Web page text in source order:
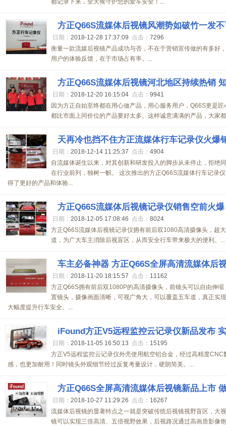
都记录下来，全天候守护您的爱车安全！...
方正Q66S流媒体后视镜风潮势如破竹一发
日期： 2018-12-28 17:37:09 点击： 7296
衡量一款流媒后视镜产品成功与否，不在于营销宣传做的有多好
用户的体验反馈，在于市场占有率。...
方正Q66S流媒体后视镜河北地区持续热销
日期： 2018-12-20 16:15:04 点击： 9941
因为方正自始至终都在用心做产品，用心服务用户，Q66S更是
都比市面上同价位的产品要好太多。这样诚意满满的产品，大家
天再冷也挡不住方正流媒体行车记录仪火爆
日期： 2018-12-14 11:25:37 点击： 4904
自流媒体诞生以来，对其创新和研发投入的脚步从未停止，拒绝
在行业前列，独树一帜。 这次推出的方正Q66S流媒体行车记录
得了更好的产品和体验...
方正Q66S流媒体后视镜记录仪销售空前火
日期： 2018-12-05 17:08:46 点击： 8024
方正Q66S流媒体后视镜记录仪拥有前后双1080高清摄像头，超
道，为广大车主消除后视盲区，从而安全行车带来极大的便利。...
车主必备神器 方正Q66S全屏高清流媒体后
日期： 2018-11-20 18:15:57 点击： 11162
方正Q66S拥有前后双1080P的高清摄像头，前镜头可以自由伸
置镜头，摄像画面清晰，可视广角大，可以覆盖五车道，真正实
大幅度提升行车安全。...
iFound方正V5远程监控云记录仪新品发布
日期： 2018-11-05 16:50:13 点击： 15195
方正V5远程监控云记录仪外壳使用航空铝合金，经过高精度
感，也更加耐用！同时镜头外观细节经过反复考量设计，硬朗简美。...
方正Q66S全屏高清流媒体后视镜新品上市
日期： 2018-10-27 11:29:26 点击： 16267
流媒体后视镜的显著特点之一就是突破传统后视镜视野盲区，大
镜可以实现三倍高清、五倍视野效果，后视路况通过高画质影像